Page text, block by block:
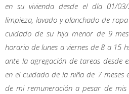
en su vivienda desde el día 01/
limpieza, lavado y planchado de
cuidado de su hija menor de 9
horario de lunes a viernes de 8 a 15
ante la agregación de tareas desde
en el cuidado de la niña de 7 meses
de mi remuneración a pesar de mis